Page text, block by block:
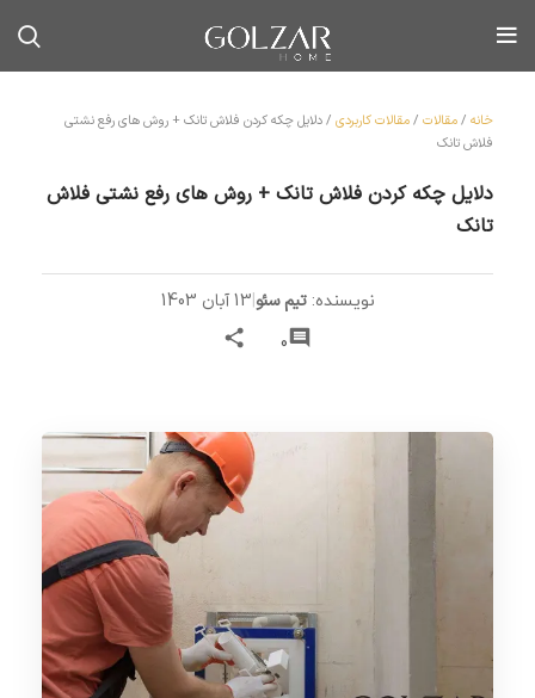
خانه /مقالات /مقالات کاربردی /دلایل چکه کردن فلاش تانک + روش های رفع نشتی
فلاش تانک
دلایل چکه کردن فلاش تانک + روش های رفع نشتی فلاش
تانک
نویسنده: تیم سئو|13 آبان 1403
0